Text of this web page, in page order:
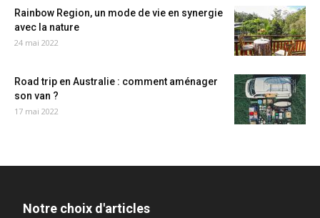
Rainbow Region, un mode de vie en synergie
avec la nature
24 mai 2022
Road trip en Australie : comment aménager
son van ?
17 mai 2022
Notre choix d'articles